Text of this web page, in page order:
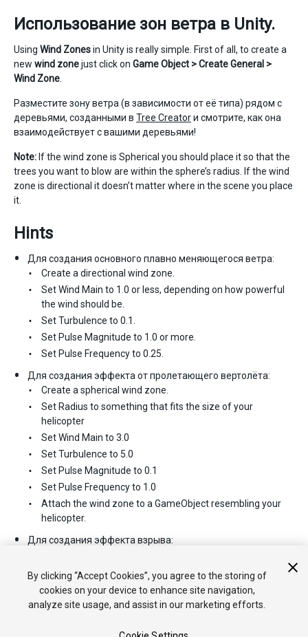
Использование зон ветра в Unity.
Using Wind Zonesin Unity is really simple. First of all, to create a
new wind zonejust click on Game Object > Create General >
Wind Zone
Разместите зону ветра (в зависимости от её типа) рядом с
деревьями, созданными в Tree Creatorи смотрите, как она
взаимодействует с вашими деревьями!
Note:If the wind zone is Spherical you should place it so that the
trees you want to blow are within the sphere’s radius. If the wind
zone is directional it doesn’t matter where in the scene you place
it.
Hints
Для создания основного плавно меняющегося ветра:
Create a directional wind zone.
Set Wind Main to 1.0 or less, depending on how powerful
the wind should be.
Set Turbulence to 0.1.
Set Pulse Magnitude to 1.0 or more.
Set Pulse Frequency to 0.25.
Для создания эффекта от пролетающего вертолёта:
Create a spherical wind zone.
Set Radius to something that fits the size of your
helicopter
Set Wind Main to 3.0
Set Turbulence to 5.0
Set Pulse Magnitude to 0.1
Set Pulse Frequency to 1.0
Attach the wind zone to a GameObject resembling your
helicopter.
Для создания эффекта взрыва:
Main and Turbulence quickly to make the effect wear off.
By clicking “Accept Cookies”, you agree to the storing of
cookies on your device to enhance site navigation,
analyze site usage, and assist in our marketing efforts.